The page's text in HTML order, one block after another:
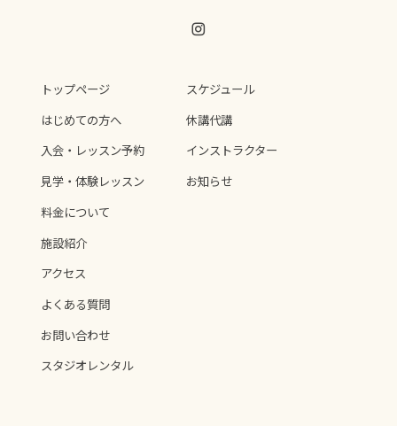
トップページ
はじめての方へ
入会・レッスン予約
見学・体験レッスン
料金について
スケジュール
休講代講
インストラクター
お知らせ
施設紹介
アクセス
よくある質問
お問い合わせ
スタジオレンタル